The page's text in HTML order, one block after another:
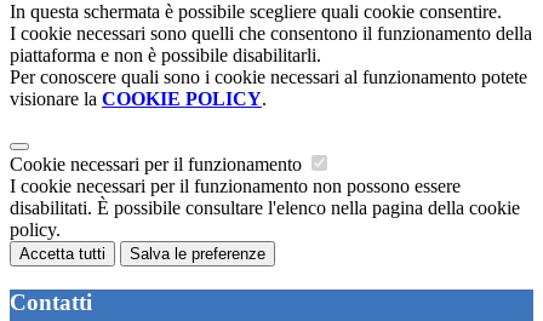
In questa schermata è possibile scegliere quali cookie consentire.
I cookie necessari sono quelli che consentono il funzionamento della
piattaforma e non è possibile disabilitarli.
Per conoscere quali sono i cookie necessari al funzionamento potete
visionare la COOKIE POLICY.
Cookie necessari per il funzionamento
I cookie necessari per il funzionamento non possono essere
disabilitati. È possibile consultare l'elenco nella pagina della cookie
policy.
Accetta tutti Salva le preferenze
Contatti